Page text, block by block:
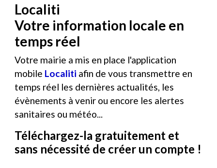
Localiti
Votre information locale en
temps réel
Votre mairie a mis en place l'application
mobile Localiti afin de vous transmettre en
temps réel les dernières actualités, les
évènements à venir ou encore les alertes
sanitaires ou météo...
Téléchargez-la gratuitement et
sans nécessité de créer un compte !